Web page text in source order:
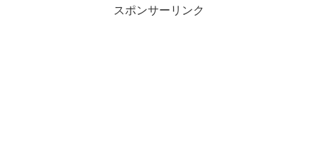
スポンサーリンク